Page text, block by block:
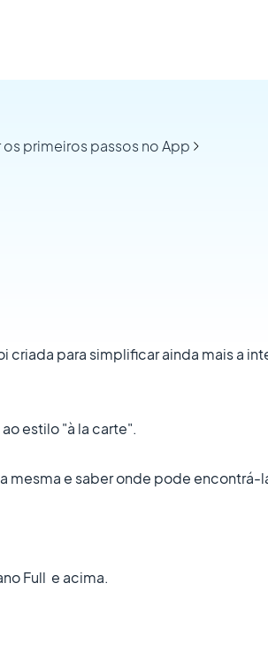
os primeiros passos no App
criada para simplificar ainda mais a
estilo "à la carte".
e saber onde pode encontrá-
Full e acima.